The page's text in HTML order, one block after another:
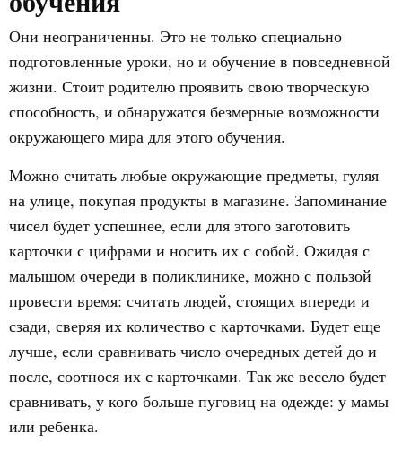
Они неограниченны. Это не только специально
подготовленные уроки, но и обучение в повседневной
жизни. Стоит родителю проявить свою творческую
способность, и обнаружатся безмерные возможности
окружающего мира для этого обучения.
Можно считать любые окружающие предметы, гуляя
на улице, покупая продукты в магазине. Запоминание
чисел будет успешнее, если для этого заготовить
карточки с цифрами и носить их с собой. Ожидая с
малышом очереди в поликлинике, можно с пользой
провести время: считать людей, стоящих впереди и
сзади, сверяя их количество с карточками. Будет еще
лучше, если сравнивать число очередных детей до и
после, соотнося их с карточками. Так же весело будет
сравнивать, у кого больше пуговиц на одежде: у мамы
или ребенка.